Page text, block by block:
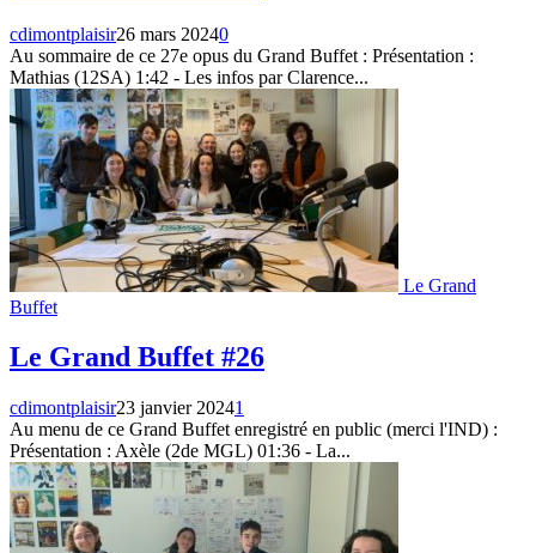
cdimontplaisir26 mars 20240
Au sommaire de ce 27e opus du Grand Buffet : Présentation :
Mathias (12SA) 1:42 - Les infos par Clarence...
Le Grand
Buffet
Le Grand Buffet #26
cdimontplaisir23 janvier 20241
Au menu de ce Grand Buffet enregistré en public (merci l'IND) :
Présentation : Axèle (2de MGL) 01:36 - La...